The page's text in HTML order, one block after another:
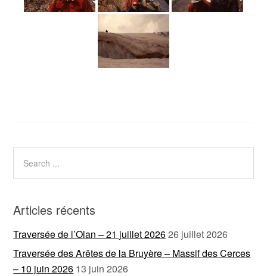
Articles récents
Traversée de l’Olan – 21 juillet 202626 juillet 2026
Traversée des Arêtes de la Bruyère – Massif des Cerces
– 10 juin 2026 13 juin 2026